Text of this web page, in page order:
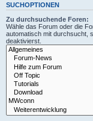
SUCHOPTIONEN
Zu durchsuchende Foren:
Wähle das Forum oder die
automatisch mit durchsucht,
deaktivierst.